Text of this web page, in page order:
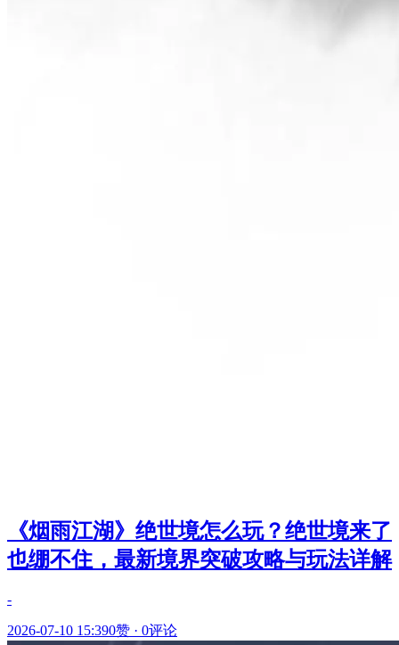
《烟雨江湖》绝世境怎么玩？绝世境来了
也绷不住，最新境界突破攻略与玩法详解
-
2026-07-10 15:390赞 · 0评论